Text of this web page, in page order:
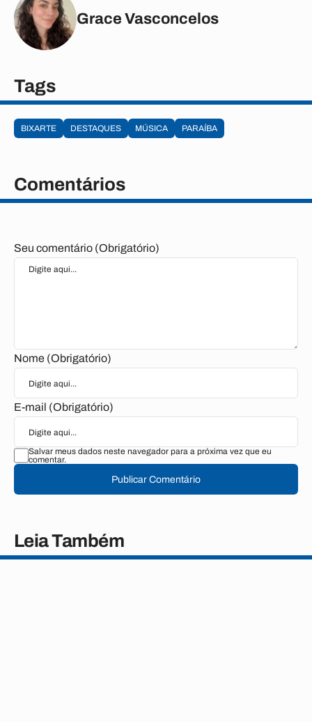
Grace Vasconcelos
Tags
BIXARTE DESTAQUES MÚSICA PARAÍBA
Comentários
Seu comentário (Obrigatório)
Nome (Obrigatório)
E-mail (Obrigatório)
Salvar meus dados neste navegador para a próxima vez que eu
comentar.
Publicar Comentário
Leia Também